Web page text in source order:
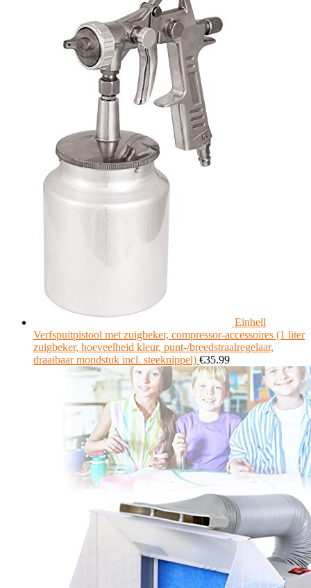
Einhell
Verfspuitpistool met zuigbeker, compressor-accessoires (1 liter
zuigbeker, hoeveelheid kleur, punt-/breedstraalregelaar,
draaibaar mondstuk incl. steeknippel) €35.99